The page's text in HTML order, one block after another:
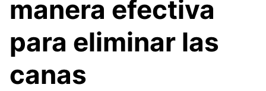
manera efectiva
para eliminar las
canas